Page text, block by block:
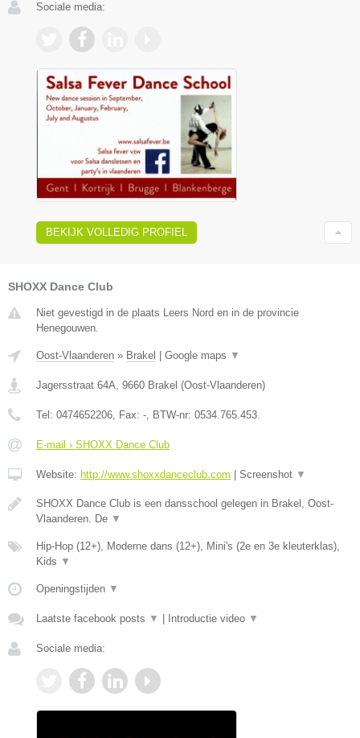
Sociale media:
BEKIJK VOLLEDIG PROFIEL
SHOXX Dance Club
Niet gevestigd in de plaats Leers Nord en in de provincie
Henegouwen.
Oost-Vlaanderen » Brakel | Google maps ▼
Jagersstraat 64A 9660 Brakel (Oost-Vlaanderen)
Tel: 0474652206 , Fax: - , BTW-nr: 0534.765.453.
E-mail › SHOXX Dance Club
Website: http://www.shoxxdanceclub.com | Screenshot ▼
SHOXX Dance Club is een dansschool gelegen in Brakel, Oost-
Vlaanderen. De ▼
Hip-Hop (12+), Moderne dans (12+), Mini's (2e en 3e kleuterklas),
Kids ▼
Openingstijden ▼
Laatste facebook posts ▼ | Introductie video ▼
Sociale media: